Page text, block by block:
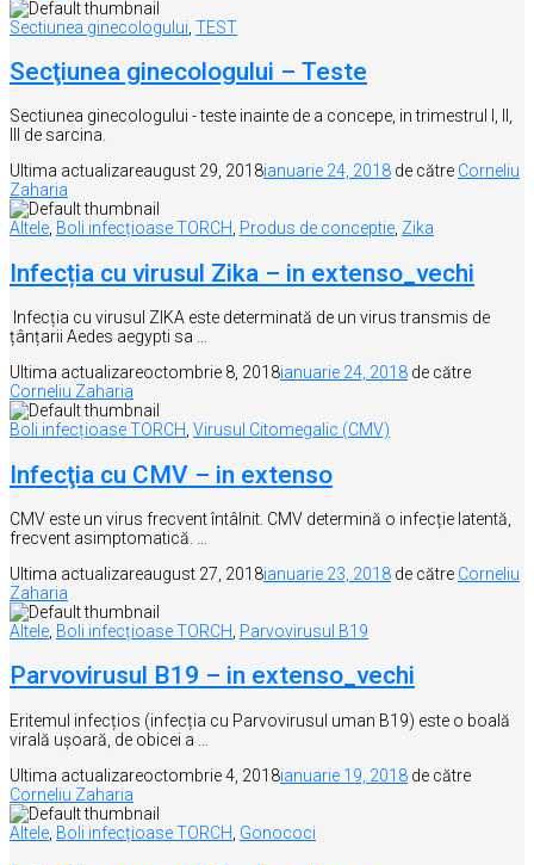
Sectiunea ginecologului TEST
Secţiunea ginecologului – Teste
Sectiunea ginecologului - teste inainte de a concepe, in trimestrul I, II,
III de sarcina.
Ultima actualizareaugust 29, 2018ianuarie 24, 2018 de către Corneliu
Zaharia
Altele, Boli infecțioase TORCH, Produs de conceptie, Zika
Infecția cu virusul Zika – in extenso_vechi
Infecția cu virusul ZIKA este determinată de un virus transmis de
țânțarii Aedes aegypti sa …
Ultima actualizareoctombrie 8, 2018ianuarie 24, 2018 de către
Corneliu Zaharia
Boli infecțioase TORCH, Virusul Citomegalic (CMV)
Infecţia cu CMV – in extenso
CMV este un virus frecvent întâlnit. CMV determină o infecție latentă,
frecvent asimptomatică. …
Ultima actualizareaugust 27, 2018ianuarie 23, 2018 de către Corneliu
Zaharia
Altele Boli infecțioase TORCH Parvovirusul B19
Parvovirusul B19 – in extenso_vechi
Eritemul infecțios (infecția cu Parvovirusul uman B19) este o boală
virală ușoară, de obicei a …
Ultima actualizareoctombrie 4, 2018ianuarie 19, 2018 de către
Corneliu Zaharia
Altele Boli infecțioase TORCH Gonococi